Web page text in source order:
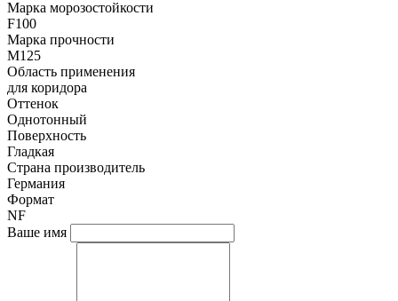
Марка морозостойкости
F100
Марка прочности
М125
Область применения
для коридора
Оттенок
Однотонный
Поверхность
Гладкая
Страна производитель
Германия
Формат
NF
Ваше имя